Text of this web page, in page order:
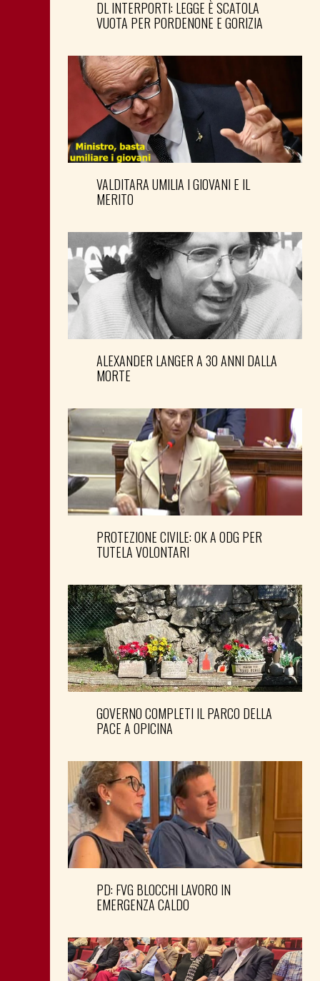
DL INTERPORTI: LEGGE È SCATOLA
VUOTA PER PORDENONE E GORIZIA
VALDITARA UMILIA I GIOVANI E IL
MERITO
ALEXANDER LANGER A 30 ANNI DALLA
MORTE
PROTEZIONE CIVILE: OK A ODG PER
TUTELA VOLONTARI
GOVERNO COMPLETI IL PARCO DELLA
PACE A OPICINA
PD: FVG BLOCCHI LAVORO IN
EMERGENZA CALDO